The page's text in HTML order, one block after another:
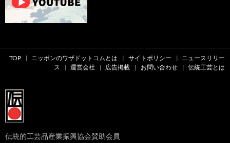
TOP ニッポンのワザドットコムとは サイトポリシー
ニュースリリー
ス
運営会社 広告掲載 お問い合わせ 伝統工芸とは
伝統的工芸品産業振興協会賛助会員